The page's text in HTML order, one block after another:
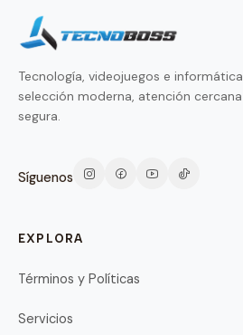
Tecnología, videojuegos e
selección moderna, atención
segura.
Síguenos
EXPLORA
Términos y Políticas
Servicios